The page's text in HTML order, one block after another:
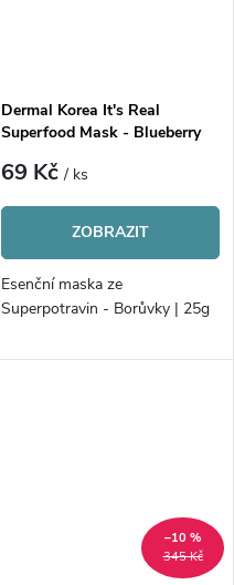
Dermal Korea It's Real
Superfood Mask - Blueberry
69 Kč/ ks
ZOBRAZIT
Esenční maska ze
Superpotravin - Borůvky | 25g
345 Kč
–10 %